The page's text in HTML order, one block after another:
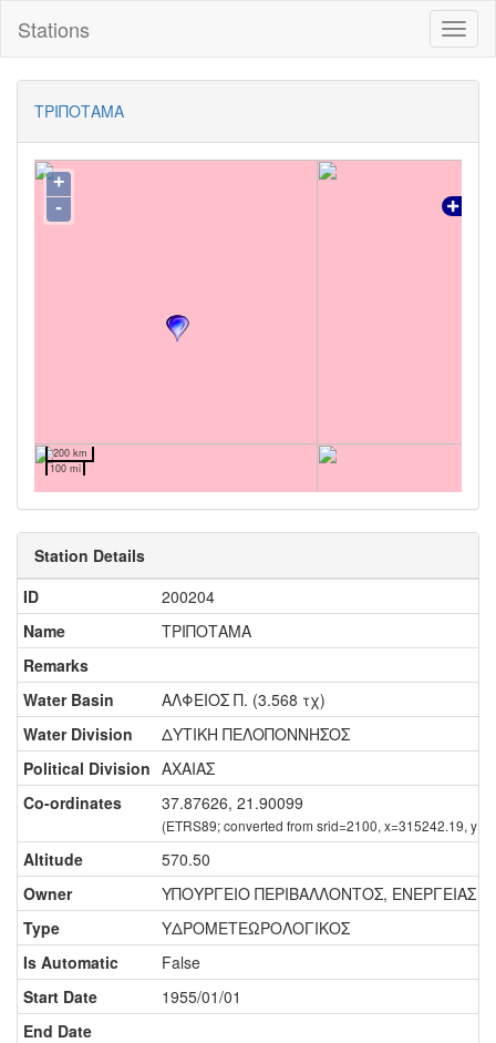
Stations
ΤΡΙΠΟΤΑΜΑ
+
-
200 km
100 mi
Station Details
ID
200204
Name
ΤΡΙΠΟΤΑΜΑ
Remarks
Water Basin
ΑΛΦΕΙΟΣ Π. (3.568 τχ)
Water Division
ΔΥΤΙΚΗ ΠΕΛΟΠΟΝΝΗΣΟΣ
Political Division ΑΧΑΙΑΣ
Co-ordinates
37.87626, 21.90099
(ETRS89; converted from srid=2100, x=315242.19,
Altitude
570.50
Owner
ΥΠΟΥΡΓΕΙΟ ΠΕΡΙΒΑΛΛΟΝΤΟΣ, ΕΝΕΡΓΕΙΑΣ
Type
ΥΔΡΟΜΕΤΕΩΡΟΛΟΓΙΚΟΣ
Is Automatic
False
Start Date
1955/01/01
End Date